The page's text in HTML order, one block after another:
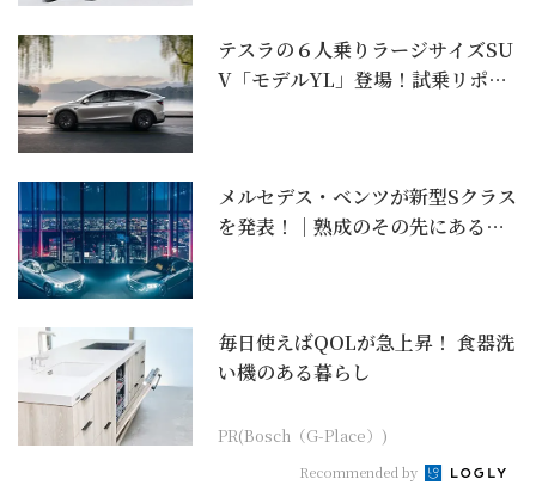
テスラの６人乗りラージサイズSU
V「モデルYL」登場！試乗リポー
メルセデス・ベンツが新型Sクラス
を発表！｜熟成のその先にある革
毎日使えばQOLが急上昇！ 食器洗
い機のある暮らし
PR(Bosch（G-Place）)
Recommended by